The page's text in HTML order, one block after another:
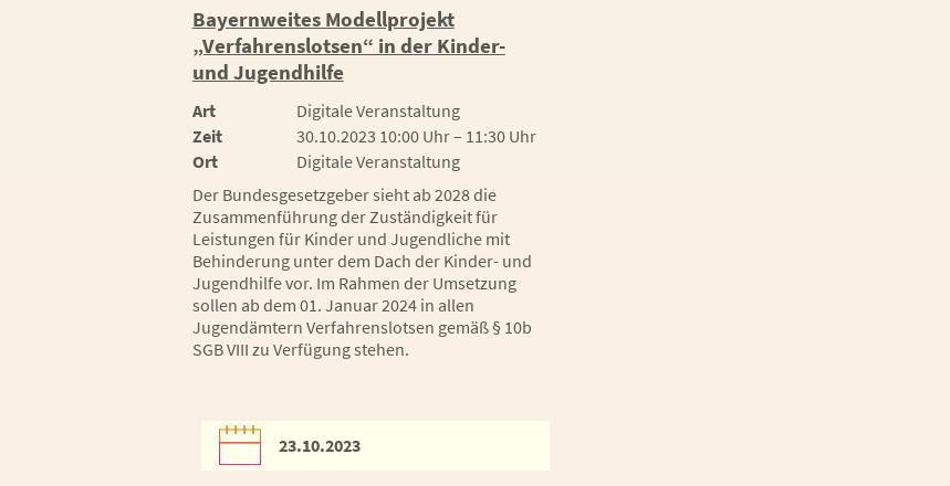
Bayernweites Modellprojekt
„Verfahrenslotsen“ in der Kinder-
und Jugendhilfe
Art
Digitale Veranstaltung
Zeit
30.10.2023 10:00 Uhr – 11:30 Uhr
Ort
Digitale Veranstaltung
Der Bundesgesetzgeber sieht ab 2028 die
Zusammenführung der Zuständigkeit für
Leistungen für Kinder und Jugendliche mit
Behinderung unter dem Dach der Kinder- und
Jugendhilfe vor. Im Rahmen der Umsetzung
sollen ab dem 01. Januar 2024 in allen
Jugendämtern Verfahrenslotsen gemäß § 10b
SGB VIII zu Verfügung stehen.
23.10.2023